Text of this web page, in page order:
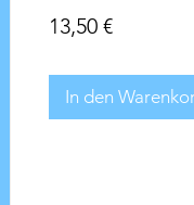
13,50 €Preis
In den